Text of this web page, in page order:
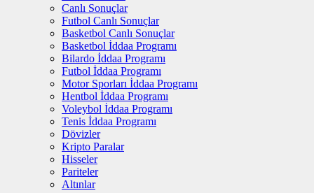
Canlı Sonuçlar
Futbol Canlı Sonuçlar
Basketbol Canlı Sonuçlar
Basketbol İddaa Programı
Bilardo İddaa Programı
Futbol İddaa Programı
Motor Sporları İddaa Programı
Hentbol İddaa Programı
Voleybol İddaa Programı
Tenis İddaa Programı
Dövizler
Kripto Paralar
Hisseler
Pariteler
Altınlar